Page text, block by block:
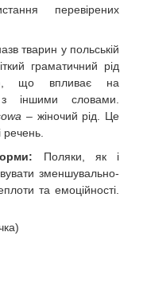
перевірених
тварин у польській
граматичний рід
що впливає на
іншими словами.
– жіночий рід. Це
Поляки, як і
зменшувально-
та емоційності.